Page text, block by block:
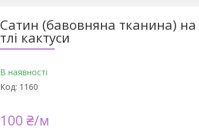
Сатин (бавовняна тканина)
тлі кактуси
В наявності
Код: 1160
100 ₴/м